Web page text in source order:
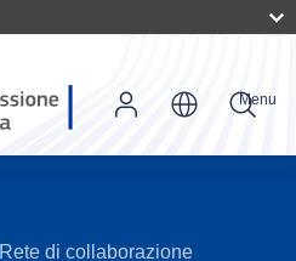
Menu
Rete di collaborazione